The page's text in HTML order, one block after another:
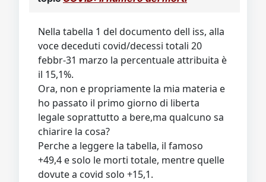
Nella tabella 1 del documento dell iss, alla
voce deceduti covid/decessi totali 20
febbr-31 marzo la percentuale attribuita è
il 15,1%.
Ora, non e propriamente la mia materia e
ho passato il primo giorno di liberta
legale soprattutto a bere,ma qualcuno sa
chiarire la cosa?
Perche a leggere la tabella, il famoso
+49,4 e solo le morti totale, mentre quelle
dovute a covid solo +15,1.